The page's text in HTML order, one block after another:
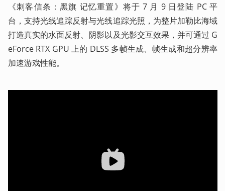
《刺客信条：黑旗 记忆重置》将于 7 月 9 日登陆 PC 平
台，支持光线追踪反射与光线追踪光照，为整片加勒比海域
打造真实的水面反射、阴影以及光影交互效果，并可通过 G
eForce RTX GPU 上的 DLSS 多帧生成、帧生成和超分辨率
加速游戏性能。